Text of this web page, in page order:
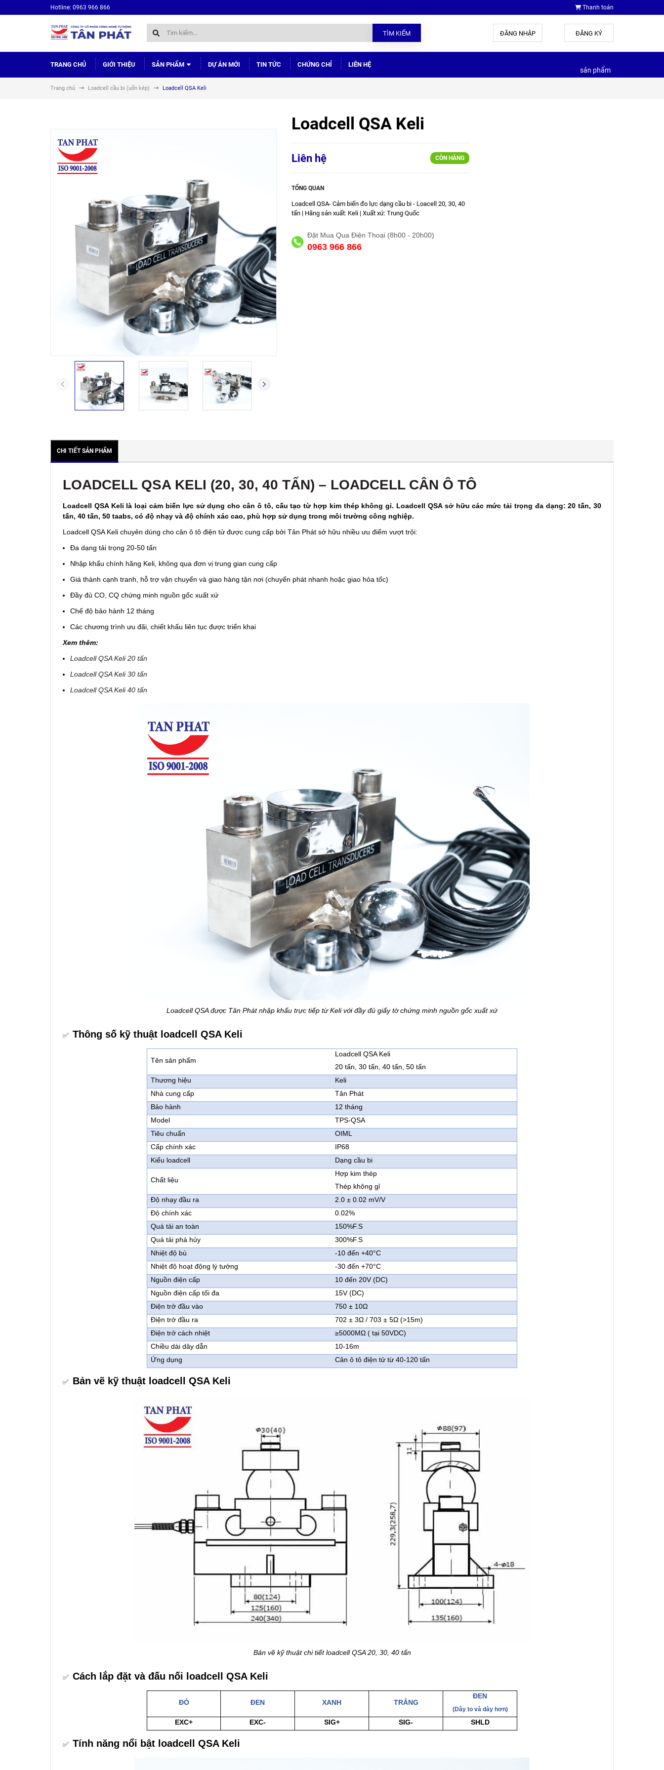
Hotline: 0963 966 866 Thanh toán
TÌM KIẾM ĐĂNG NHẬP ĐĂNG KÝ
TRANG CHỦ GIỚI THIỆU SẢN PHẨM DỰ ÁN MỚI TIN TỨC CHỨNG CHỈ LIÊN HỆ
sản phẩm
Trang chủ Loadcell cầu bi (uốn kép) Loadcell QSA Keli
Loadcell QSA Keli
Liên hệ CÒN HÀNG
TỔNG QUAN
Loadcell QSA- Cảm biến đo lực dạng cầu bi - Loacell 20, 30, 40
tấn | Hãng sản xuất: Keli | Xuất xứ: Trung Quốc
Đặt Mua Qua Điện Thoại (8h00 - 20h00)
0963 966 866
CHI TIẾT SẢN PHẨM
LOADCELL QSA KELI (20, 30, 40 TẤN) – LOADCELL CÂN Ô TÔ
Loadcell QSA Keli là loại cảm biến lực sử dụng cho cân ô tô, cấu tạo từ hợp kim thép không gỉ. Loadcell QSA sở hữu các mức tải trọng đa dạng: 20 tấn, 30
tấn, 40 tấn, 50 taabs, có độ nhạy và độ chính xác cao, phù hợp sử dụng trong môi trường công nghiệp.
Loadcell QSA Keli chuyên dùng cho cân ô tô điện tử được cung cấp bởi Tân Phát sở hữu nhiều ưu điểm vượt trội:
Đa dạng tải trọng 20-50 tấn
Nhập khẩu chính hãng Keli, không qua đơn vị trung gian cung cấp
Giá thành cạnh tranh, hỗ trợ vận chuyển và giao hàng tận nơi (chuyển phát nhanh hoặc giao hỏa tốc)
Đầy đủ CO, CQ chứng minh nguồn gốc xuất xứ
Chế độ bảo hành 12 tháng
Các chương trình ưu đãi, chiết khấu liên tục được triển khai
Xem thêm:
Loadcell QSA Keli 20 tấn
Loadcell QSA Keli 30 tấn
Loadcell QSA Keli 40 tấn
Loadcell QSA được Tân Phát nhập khẩu trực tiếp từ Keli với đầy đủ giấy tờ chứng minh nguồn gốc xuất xứ
✅ Thông số kỹ thuật loadcell QSA Keli
Tên sản phẩm
Loadcell QSA Keli
20 tấn, 30 tấn, 40 tấn, 50 tấn
Thương hiệu
Keli
Nhà cung cấp
Tân Phát
Bảo hành
12 tháng
Model
TPS-QSA
Tiêu chuẩn
OIML
Cấp chính xác
IP68
Kiểu loadcell
Dạng cầu bi
Chất liệu
Hợp kim thép
Thép không gỉ
Độ nhạy đầu ra
2.0 ± 0.02 mV/V
Độ chính xác
0.02%
Quá tải an toàn
150%F.S
Quá tải phá hủy
300%F.S
Nhiệt độ bù
-10 đến +40°C
Nhiệt độ hoạt động lý tưởng
-30 đến +70°C
Nguồn điện cấp
10 đến 20V (DC)
Nguồn điện cấp tối đa
15V (DC)
Điện trở đầu vào
750 ± 10Ω
Điện trở đầu ra
702 ± 3Ω / 703 ± 5Ω (>15m)
Điện trở cách nhiệt
≥5000MΩ ( tại 50VDC)
Chiều dài dây dẫn
10-16m
Ứng dụng
Cân ô tô điện tử từ 40-120 tấn
✅ Bản vẽ kỹ thuật loadcell QSA Keli
Bản vẽ kỹ thuật chi tiết loadcell QSA 20, 30, 40 tấn
✅ Cách lắp đặt và đấu nối loadcell QSA Keli
ĐỎ ĐEN XANH TRẮNG
ĐEN
(Dây to và dày hơn)
EXC+ EXC- SIG+ SIG- SHLD
✅ Tính năng nổi bật loadcell QSA Keli